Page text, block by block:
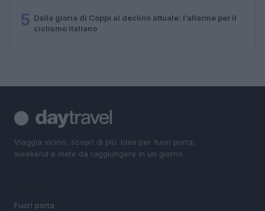
5 Dalla gloria di Coppi al declino attuale: l’allarme per il
ciclismo italiano
Viaggia vicino, scopri di più. Idee per fuori porta,
weekend e mete da raggiungere in un giorno.
Fuori porta